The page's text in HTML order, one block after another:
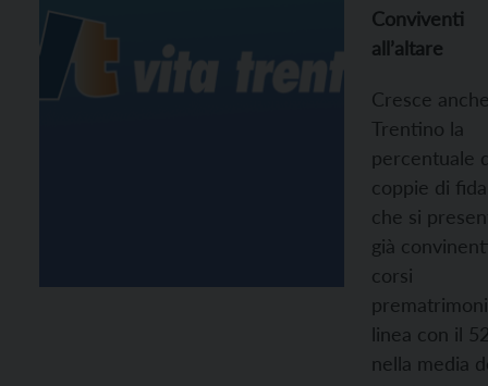
Conviventi
all’altare
Cresce
Trentino la
percentuale
coppie di
che si
già
corsi
linea con il
nella media